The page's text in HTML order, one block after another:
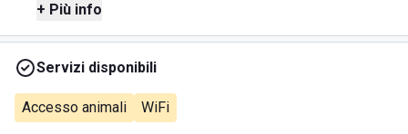
+ Più info
Servizi disponibili
Accesso animali WiFi